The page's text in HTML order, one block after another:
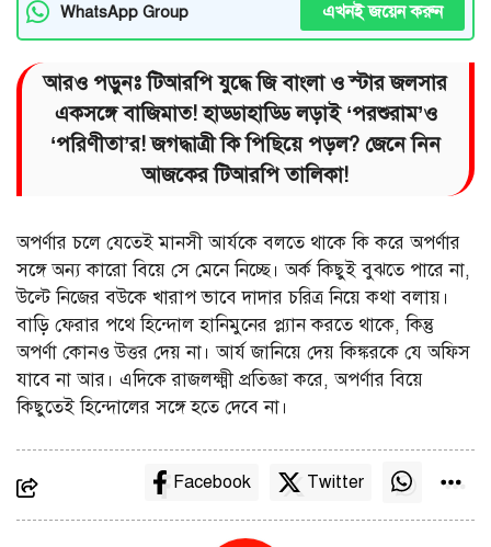
WhatsApp Group এখনই জয়েন করুন
আরও পড়ুনঃ টিআরপি যুদ্ধে জি বাংলা ও স্টার জলসার
একসঙ্গে বাজিমাত! হাড্ডাহাড্ডি লড়াই ‘পরশুরাম’ও
‘পরিণীতা’র! জগদ্ধাত্রী কি পিছিয়ে পড়ল? জেনে নিন
আজকের টিআরপি তালিকা!
অপর্ণার চলে যেতেই মানসী আর্যকে বলতে থাকে কি করে অপর্ণার
সঙ্গে অন্য কারো বিয়ে সে মেনে নিচ্ছে। অর্ক কিছুই বুঝতে পারে না,
উল্টে নিজের বউকে খারাপ ভাবে দাদার চরিত্র নিয়ে কথা বলায়।
বাড়ি ফেরার পথে হিন্দোল হানিমুনের প্ল্যান করতে থাকে, কিন্তু
অপর্ণা কোনও উত্তর দেয় না। আর্য জানিয়ে দেয় কিঙ্করকে যে অফিস
যাবে না আর। এদিকে রাজলক্ষ্মী প্রতিজ্ঞা করে, অপর্ণার বিয়ে
কিছুতেই হিন্দোলের সঙ্গে হতে দেবে না।
Facebook Twitter